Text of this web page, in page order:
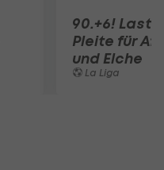
90.+6!
Pleite für
und Elche
La Liga